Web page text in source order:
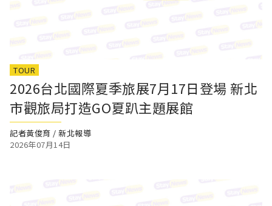
TOUR
2026台北國際夏季旅展7月17日登場 新北
市觀旅局打造GO夏趴主題展館
記者黃俊育 / 新北報導
2026年07月14日